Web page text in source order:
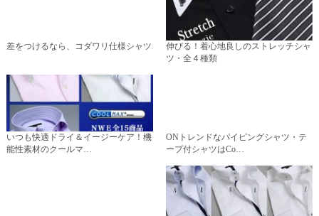
差をつけるなら、コダワリ仕様シャツ
伸びる！着心地良しのストレッチシャ
ツ・全４種類
いつも快適ドライ＆イージーケア！機
能性素材のクールマ…
ONトレンドなパイピングシャツ・テ
ープ付シャツはCo…